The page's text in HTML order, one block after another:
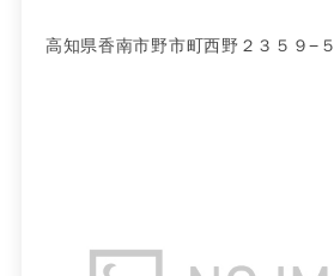
高知県香南市野市町西野２３５９−５